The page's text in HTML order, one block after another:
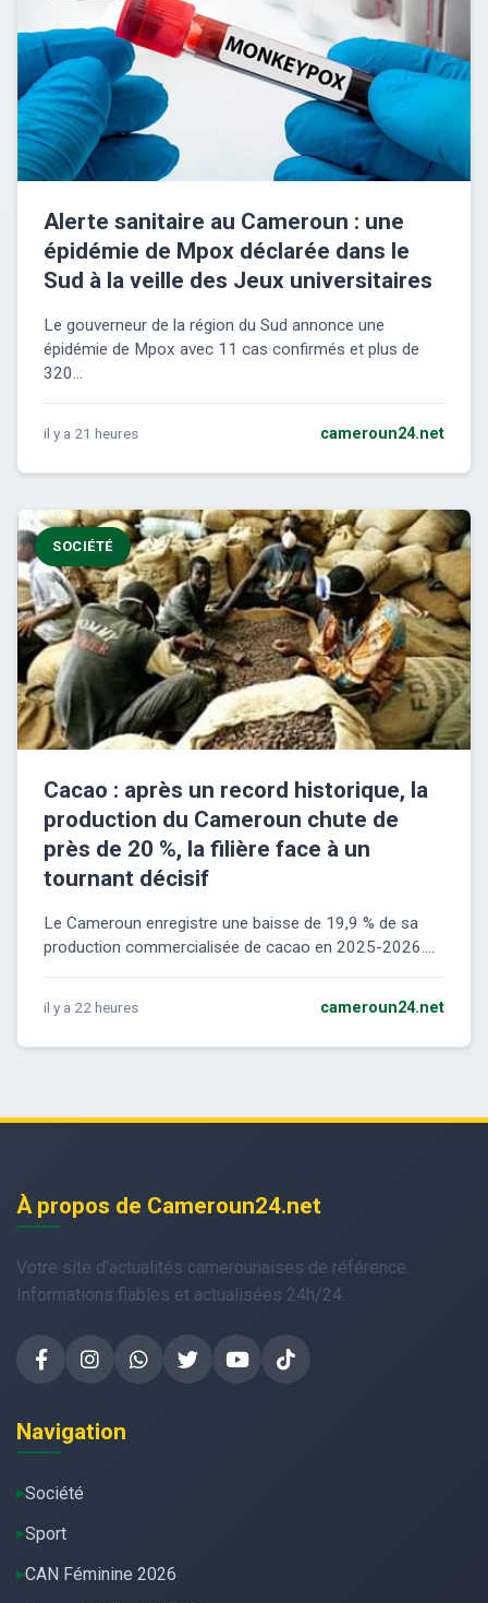
Alerte sanitaire au Cameroun : une
épidémie de Mpox déclarée dans le
Sud à la veille des Jeux universitaires
Le gouverneur de la région du Sud annonce une
épidémie de Mpox avec 11 cas confirmés et plus de
320...
il y a 21 heures cameroun24.net
SOCIÉTÉ
Cacao : après un record historique, la
production du Cameroun chute de
près de 20 %, la filière face à un
tournant décisif
Le Cameroun enregistre une baisse de 19,9 % de sa
production commercialisée de cacao en 2025-2026....
il y a 22 heures cameroun24.net
À propos de Cameroun24.net
Votre site d'actualités camerounaises de référence.
Informations fiables et actualisées 24h/24.
Navigation
Société
Sport
CAN Féminine 2026